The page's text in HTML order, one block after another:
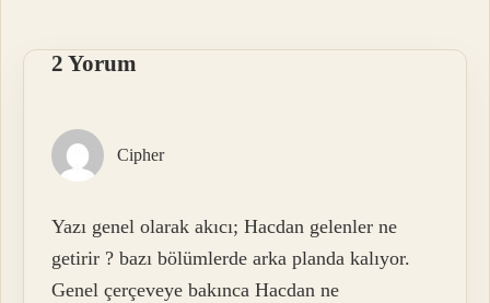
2 Yorum
Cipher
Yazı genel olarak akıcı; Hacdan gelenler ne
getirir ? bazı bölümlerde arka planda kalıyor.
Genel çerçeveye bakınca Hacdan ne